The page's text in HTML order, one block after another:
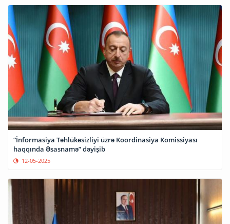
“İnformasiya Təhlükəsizliyi üzrə Koordinasiya Komissiyası
haqqında Əsasnamə” dəyişib
12-05-2025